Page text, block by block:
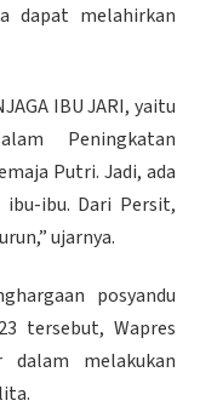
dapat melahirkan
IBU JARI, yaitu
Peningkatan
Putri. Jadi, ada
ibu. Dari Persit,
ujarnya.
posyandu
tersebut, Wapres
dalam melakukan